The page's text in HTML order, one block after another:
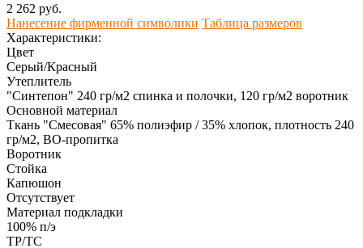
2 262 руб.
Нанесение фирменной символики Таблица размеров
Характеристики:
Цвет
Серый/Красный
Утеплитель
"Синтепон" 240 гр/м2 спинка и полочки, 120 гр/м2 воротник
Основной материал
Ткань "Смесовая" 65% полиэфир / 35% хлопок, плотность 240
гр/м2, ВО-пропитка
Воротник
Стойка
Капюшон
Отсутствует
Материал подкладки
100% п/э
ТР/ТС